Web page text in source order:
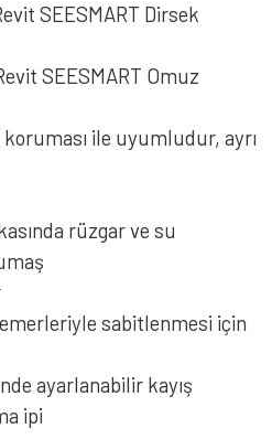
SEESMART Dirsek
SEESMART Omuz
koruması ile uyumludur, ayrı
rüzgar ve su
sabitlenmesi için
ayarlanabilir kayış
ipi